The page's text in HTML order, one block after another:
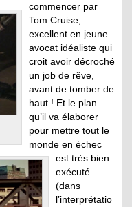
commencer par
Tom Cruise,
excellent en jeune
avocat idéaliste qui
croit avoir décroché
un job de rêve,
avant de tomber de
haut ! Et le plan
qu’il va élaborer
pour mettre tout le
monde en échec
est très bien
exécuté
(dans
l’interprétatio